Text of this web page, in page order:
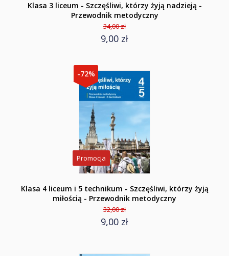
Klasa 3 liceum - Szczęśliwi, którzy żyją nadzieją -
Przewodnik metodyczny
34,00 zł
9,00 zł
-72%
Promocja
Klasa 4 liceum i 5 technikum - Szczęśliwi, którzy żyją
miłością - Przewodnik metodyczny
32,00 zł
9,00 zł